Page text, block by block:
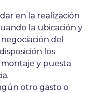
en la realización
la ubicación y
del
los
montaje y puesta
otro gasto o